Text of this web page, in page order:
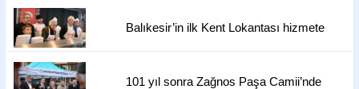
Balıkesir’in ilk Kent Lokantası hizmete
101 yıl sonra Zağnos Paşa Camii’nde